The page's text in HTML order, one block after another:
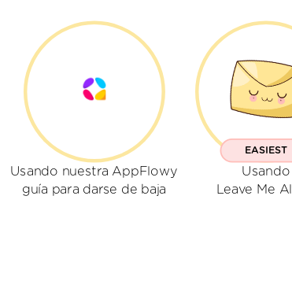
Usando nuestra AppFlowy
guía para darse de baja
EASIEST
Usando
Leave Me